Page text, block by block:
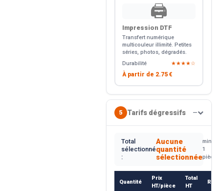
🖨️
Impression DTF
Transfert numérique
multicouleur illimité. Petites
séries, photos, dégradés.
Durabilité
★★★★☆
À partir de 2.75 €
5 Tarifs dégressifs —
Total
sélectionné
:
Aucune
quantité
sélectionnée
min.
1
pièce
Quantité
Prix
HT/pièce
Total
HT